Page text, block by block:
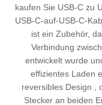
kaufen Sie USB-C zu
USB-C-auf-USB-C-
ist ein Zubehör,
Verbindung
entwickelt wurde
effizientes Laden
reversibles Design ,
Stecker an beiden